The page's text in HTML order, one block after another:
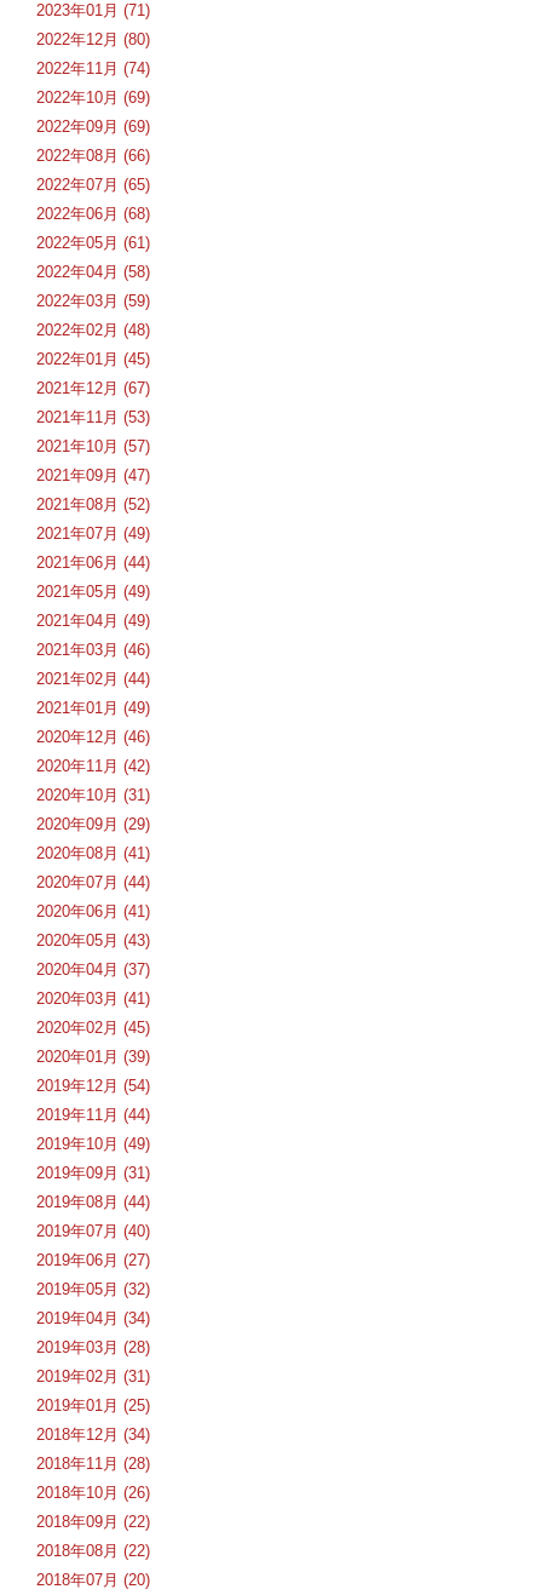
2023年01月 (71)
2022年12月 (80)
2022年11月 (74)
2022年10月 (69)
2022年09月 (69)
2022年08月 (66)
2022年07月 (65)
2022年06月 (68)
2022年05月 (61)
2022年04月 (58)
2022年03月 (59)
2022年02月 (48)
2022年01月 (45)
2021年12月 (67)
2021年11月 (53)
2021年10月 (57)
2021年09月 (47)
2021年08月 (52)
2021年07月 (49)
2021年06月 (44)
2021年05月 (49)
2021年04月 (49)
2021年03月 (46)
2021年02月 (44)
2021年01月 (49)
2020年12月 (46)
2020年11月 (42)
2020年10月 (31)
2020年09月 (29)
2020年08月 (41)
2020年07月 (44)
2020年06月 (41)
2020年05月 (43)
2020年04月 (37)
2020年03月 (41)
2020年02月 (45)
2020年01月 (39)
2019年12月 (54)
2019年11月 (44)
2019年10月 (49)
2019年09月 (31)
2019年08月 (44)
2019年07月 (40)
2019年06月 (27)
2019年05月 (32)
2019年04月 (34)
2019年03月 (28)
2019年02月 (31)
2019年01月 (25)
2018年12月 (34)
2018年11月 (28)
2018年10月 (26)
2018年09月 (22)
2018年08月 (22)
2018年07月 (20)